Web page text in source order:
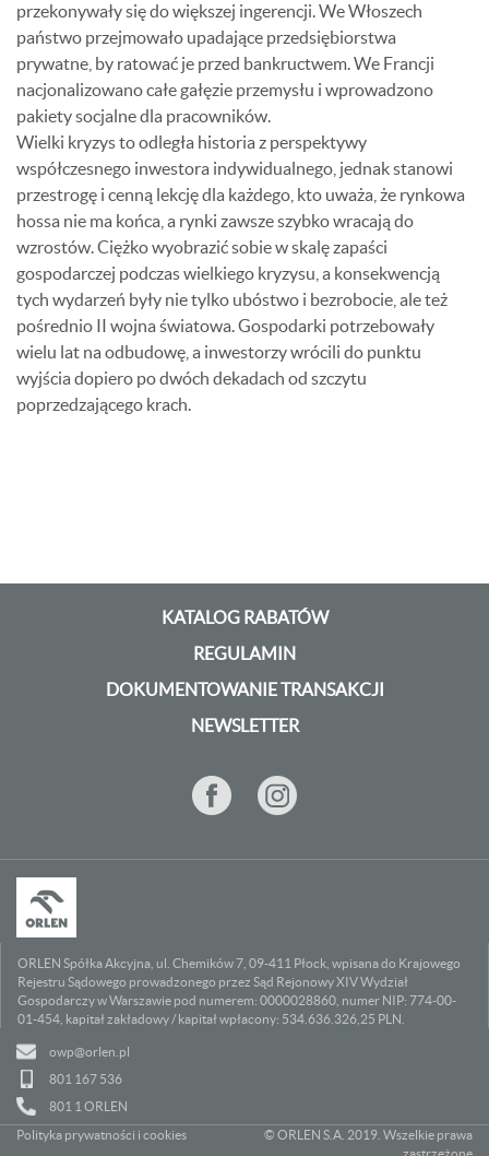
przekonywały się do większej ingerencji. We Włoszech
państwo przejmowało upadające przedsiębiorstwa
prywatne, by ratować je przed bankructwem. We Francji
nacjonalizowano całe gałęzie przemysłu i wprowadzono
pakiety socjalne dla pracowników.
Wielki kryzys to odległa historia z perspektywy
współczesnego inwestora indywidualnego, jednak stanowi
przestrogę i cenną lekcję dla każdego, kto uważa, że rynkowa
hossa nie ma końca, a rynki zawsze szybko wracają do
wzrostów. Ciężko wyobrazić sobie w skalę zapaści
gospodarczej podczas wielkiego kryzysu, a konsekwencją
tych wydarzeń były nie tylko ubóstwo i bezrobocie, ale też
pośrednio II wojna światowa. Gospodarki potrzebowały
wielu lat na odbudowę, a inwestorzy wrócili do punktu
wyjścia dopiero po dwóch dekadach od szczytu
poprzedzającego krach.
KATALOG RABATÓW
REGULAMIN
DOKUMENTOWANIE TRANSAKCJI
NEWSLETTER
ORLEN Spółka Akcyjna, ul. Chemików 7, 09-411 Płock, wpisana do Krajowego
Rejestru Sądowego prowadzonego przez Sąd Rejonowy XIV Wydział
Gospodarczy w Warszawie pod numerem: 0000028860, numer NIP: 774-00-
01-454, kapitał zakładowy / kapitał wpłacony: 534.636.326,25 PLN.
owp@orlen.pl
801 167 536
801 1 ORLEN
Polityka prywatności i cookies
© ORLEN S.A. 2019. Wszelkie prawa